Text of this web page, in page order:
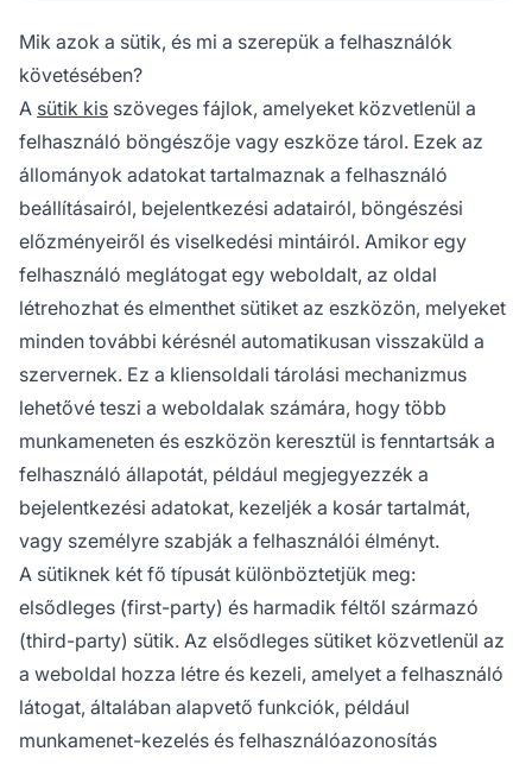
Mik azok a sütik, és mi a szerepük a felhasználók
követésében?
A sütik kis szöveges fájlok, amelyeket közvetlenül a
felhasználó böngészője vagy eszköze tárol. Ezek az
állományok adatokat tartalmaznak a felhasználó
beállításairól, bejelentkezési adatairól, böngészési
előzményeiről és viselkedési mintáiról. Amikor egy
felhasználó meglátogat egy weboldalt, az oldal
létrehozhat és elmenthet sütiket az eszközön, melyeket
minden további kérésnél automatikusan visszaküld a
szervernek. Ez a kliensoldali tárolási mechanizmus
lehetővé teszi a weboldalak számára, hogy több
munkameneten és eszközön keresztül is fenntartsák a
felhasználó állapotát, például megjegyezzék a
bejelentkezési adatokat, kezeljék a kosár tartalmát,
vagy személyre szabják a felhasználói élményt.
A sütiknek két fő típusát különböztetjük meg:
elsődleges (first-party) és harmadik féltől származó
(third-party) sütik. Az elsődleges sütiket közvetlenül az
a weboldal hozza létre és kezeli, amelyet a felhasználó
látogat, általában alapvető funkciók, például
munkamenet-kezelés és felhasználóazonosítás